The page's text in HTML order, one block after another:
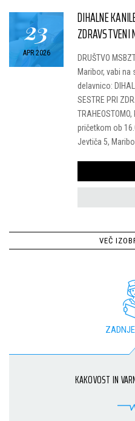
23
APR 2026
DIHALNE
ZDRAVSTVENI
DRUŠTVO
Maribor, vabi
delavnico:
SESTRE PRI
pričetkom ob
Jevtiča 5,
VEČ
KAKOVOST IN